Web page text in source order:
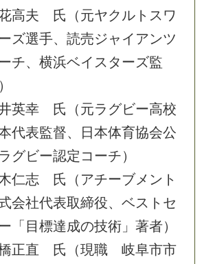
高夫 氏（元ヤクルトスワ
ズ選手、読売ジャイアンツ
チ、横浜ベイスターズ監
英幸 氏（元ラグビー高校
代表監督、日本体育協会公
グビー認定コーチ）
仁志 氏（アチーブメント
会社代表取締役、ベストセ
「目標達成の技術」著者）
正直 氏（現職 岐阜市市